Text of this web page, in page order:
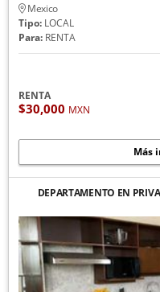
Mexico
Tipo:LOCAL
Para:RENTA
RENTA
$30,000 MXN
Más
DEPARTAMENTO EN